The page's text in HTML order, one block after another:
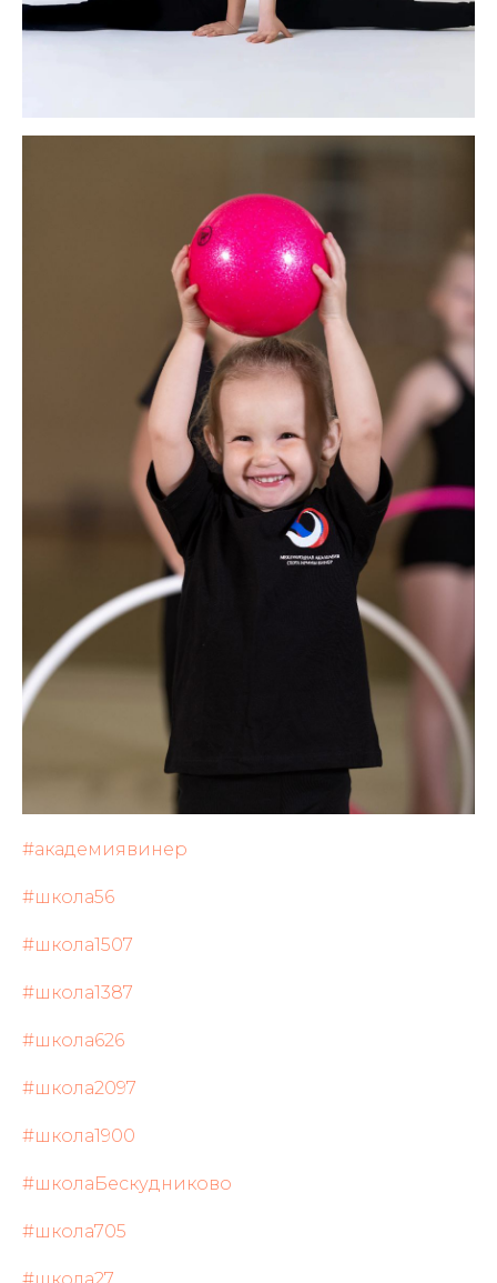
#академиявинер
#школа56
#школа1507
#школа1387
#школа626
#школа2097
#школа1900
#школаБескудниково
#школа705